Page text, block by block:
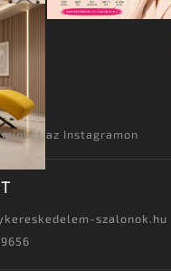
minket az Instagramon
szalonok.hu